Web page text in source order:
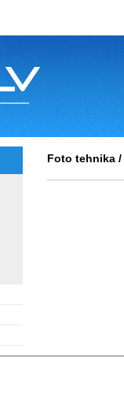
Foto tehnika /